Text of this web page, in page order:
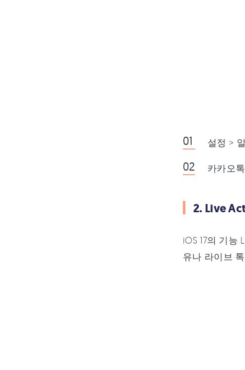
설정 >
카카오
2. Live
iOS 17의 기
유나 라이브